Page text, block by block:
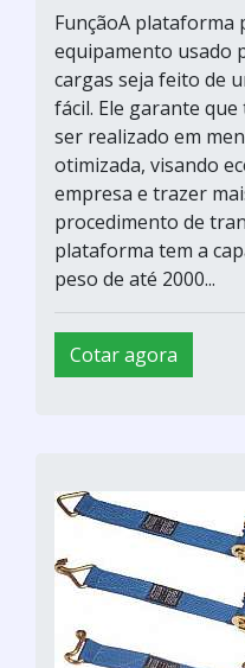
FunçãoA plataforma
equipamento usado
cargas seja feito de
fácil. Ele garante
ser realizado em
otimizada, visando
empresa e trazer
procedimento de
plataforma tem a
peso de até 2000...
Cotar agora